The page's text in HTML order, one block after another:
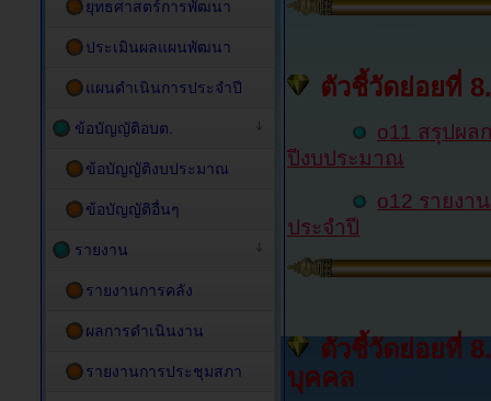
ตัวชี้วัดย่อยที่
o11 สรุปผล
ปีงบประมาณ
o12 รายงา
ประจำปี
ตัวชี้วัดย่อยที่
บุคคล
ยุทธศาสตร์การพัฒนา
ประเมินผลแผนพัฒนา
แผนดำเนินการประจำปี
ข้อบัญญัติอบต.
ข้อบัญญัติงบประมาณ
ข้อบัญญัติอื่นๆ
รายงาน
รายงานการคลัง
ผลการดำเนินงาน
รายงานการประชุมสภา